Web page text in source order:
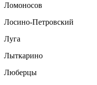
Ломоносов
Лосино-Петровский
Луга
Лыткарино
Люберцы